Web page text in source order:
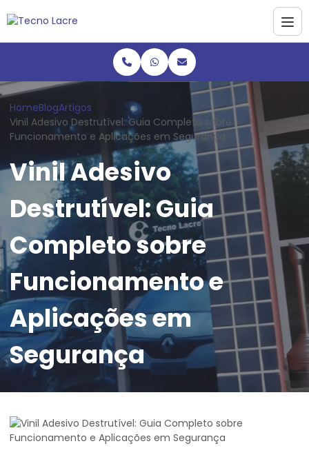
HomeBlogArtigos
Vinil Adesivo Destrutível: Guia Completo sobre
Funcionamento e Aplicações em Segurança
Vinil Adesivo
Destrutível: Guia
Completo sobre
Funcionamento e
Aplicações em
Segurança